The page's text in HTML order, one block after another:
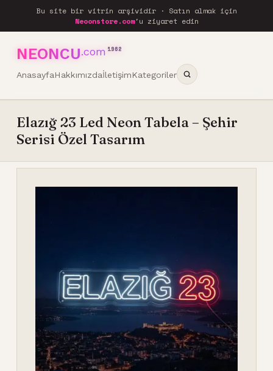
Bu site bir vitrin arşividir · Satın almak için
Neoonstore.com'u ziyaret edin
NEONCU.com 1962
AnasayfaHakkımızdaİletişimKategoriler
Elazığ 23 Led Neon Tabela – Şehir
Serisi Özel Tasarım